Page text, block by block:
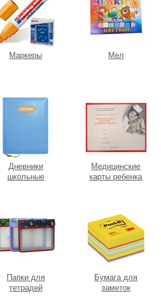
Маркеры Мел
Дневники
школьные
Медицинские
карты ребенка
Папки для
тетрадей
Бумага для
заметок